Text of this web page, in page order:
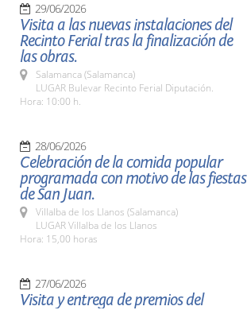
29/06/2026
Visita a las nuevas instalaciones del
Recinto Ferial tras la finalización de
las obras.
Salamanca (Salamanca)
LUGAR Bulevar Recinto Ferial Diputación.
Hora: 10:00 h.
28/06/2026
Celebración de la comida popular
programada con motivo de las fiestas
de San Juan.
Villalba de los Llanos (Salamanca)
LUGAR Villalba de los Llanos
Hora: 15,00 horas
27/06/2026
Visita y entrega de premios del